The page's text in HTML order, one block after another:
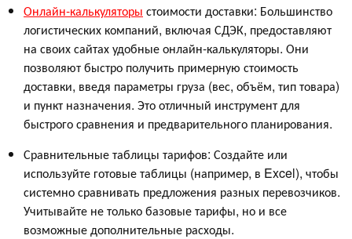
Онлайн-калькуляторы стоимости доставки: Большинство
логистических компаний, включая СДЭК, предоставляют
на своих сайтах удобные онлайн-калькуляторы. Они
позволяют быстро получить примерную стоимость
доставки, введя параметры груза (вес, объём, тип товара)
и пункт назначения. Это отличный инструмент для
быстрого сравнения и предварительного планирования.
Сравнительные таблицы тарифов: Создайте или
используйте готовые таблицы (например, в Excel), чтобы
системно сравнивать предложения разных перевозчиков.
Учитывайте не только базовые тарифы, но и все
возможные дополнительные расходы.